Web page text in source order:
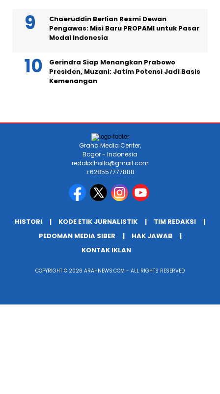
Chaeruddin Berlian Resmi Dewan
Pengawas: Misi Baru PROPAMI untuk Pasar
Modal Indonesia
Gerindra Siap Menangkan Prabowo
Presiden, Muzani: Jatim Potensi Jadi Basis
Kemenangan
Graha Media Center,
Bogor - Indonesia
redaksihallo@gmail.com
+628557777888
HISTORI KODE ETIK JURNALISTIK
TIM REDAKSI
PEDOMAN MEDIA SIBER
HAK JAWAB
KONTAK IKLAN
COPYRIGHT © 2026 ARAHNEWS.COM - ALL RIGHTS RESERVED